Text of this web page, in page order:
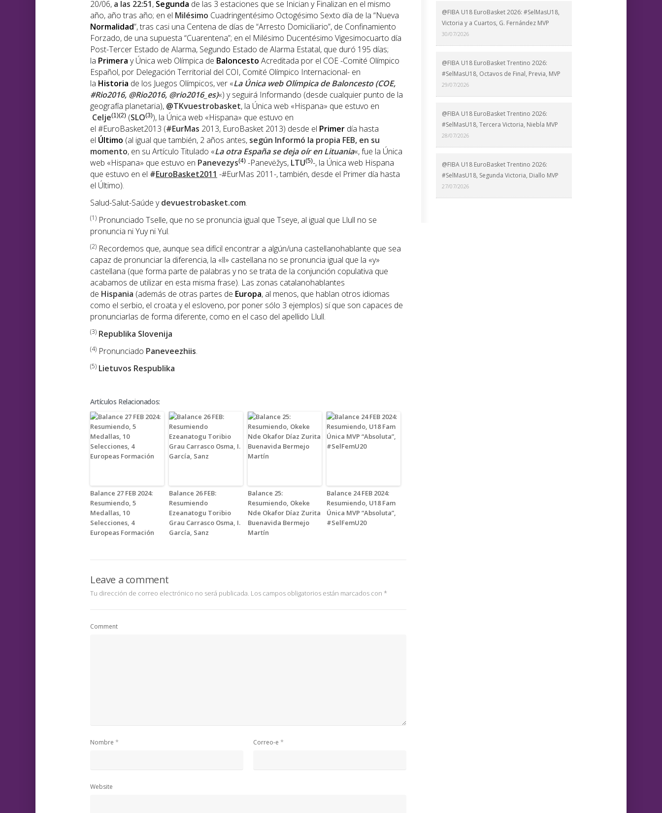
20/06, a las 22:51, Segunda de las 3 estaciones que se Inician y Finalizan en el mismo
año, año tras año; en el Milésimo Cuadringentésimo Octogésimo Sexto día de la “Nueva
Normalidad”, tras casi una Centena de días de “Arresto Domiciliario”, de Confinamiento
Forzado, de una supuesta “Cuarentena”; en el Milésimo Ducentésimo Vigesimocuarto día
Post-Tercer Estado de Alarma, Segundo Estado de Alarma Estatal, que duró 195 días;
la Primera y Única web Olímpica de Baloncesto Acreditada por el COE -Comité Olímpico
Español, por Delegación Territorial del COI, Comité Olímpico Internacional- en
la Historia de los Juegos Olímpicos, ver «La Única web Olímpica de Baloncesto (COE,
#Rio2016, @Rio2016, @rio2016_es)«) y seguirá Informando (desde cualquier punto de la
geografía planetaria), @TKvuestrobasket, la Única web «Hispana» que estuvo en
Celje(1)(2) (SLO(3)), la Única web «Hispana» que estuvo en
el #EuroBasket2013 (#EurMas 2013, EuroBasket 2013) desde el Primer día hasta
el Último (al igual que también, 2 años antes, según Informó la propia FEB, en su
momento, en su Artículo Titulado «La otra España se deja oír en Lituania«, fue la Única
web «Hispana» que estuvo en Panevezys(4) -Panevėžys, LTU(5)-, la Única web Hispana
que estuvo en el #EuroBasket2011 -#EurMas 2011-, también, desde el Primer día hasta
el Último).
Salud-Salut-Saúde ydevuestrobasket.com.
(1) Pronunciado Tselle, que no se pronuncia igual que Tseye, al igual que Llull no se
pronuncia ni Yuy ni Yul.
(2) Recordemos que, aunque sea difícil encontrar a algún/una castellanohablante que sea
capaz de pronunciar la diferencia, la «ll» castellana no se pronuncia igual que la «y»
castellana (que forma parte de palabras y no se trata de la conjunción copulativa que
acabamos de utilizar en esta misma frase). Las zonas catalanohablantes
de Hispania (además de otras partes de Europa, al menos, que hablan otros idiomas
como el serbio, el croata y el esloveno, por poner sólo 3 ejemplos) sí que son capaces de
pronunciarlas de forma diferente, como en el caso del apellido Llull.
(3) Republika Slovenija
(4) Pronunciado Paneveezhiis.
(5) Lietuvos Respublika
Artículos Relacionados:
Balance 27 FEB 2024:
Resumiendo, 5
Medallas, 10
Selecciones, 4
Europeas Formación
Balance 26 FEB:
Resumiendo
Ezeanatogu Toribio
Grau Carrasco Osma, I.
García, Sanz
Balance 25:
Resumiendo, Okeke
Nde Okafor Díaz Zurita
Buenavida Bermejo
Martín
Balance 24 FEB 2024:
Resumiendo, U18 Fam
Única MVP “Absoluta”,
#SelFemU20
Leave a comment
Tu dirección de correo electrónico no será publicada. Los campos obligatorios están marcados con *
Comment
Nombre * Correo-e *
Website
@FIBA U18 EuroBasket 2026: #SelMasU18,
Victoria y a Cuartos, G. Fernández MVP
30/07/2026
@FIBA U18 EuroBasket Trentino 2026:
#SelMasU18, Octavos de Final, Previa, MVP
29/07/2026
@FIBA U18 EuroBasket Trentino 2026:
#SelMasU18, Tercera Victoria, Niebla MVP
28/07/2026
@FIBA U18 EuroBasket Trentino 2026:
#SelMasU18, Segunda Victoria, Diallo MVP
27/07/2026